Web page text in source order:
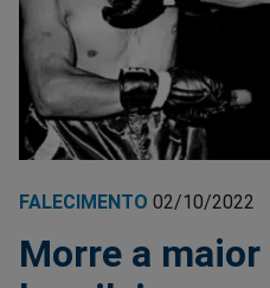
FALECIMENTO 02/10/2022
Morre a